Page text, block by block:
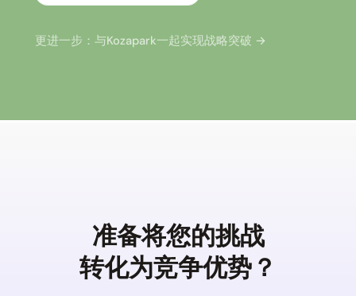
更进一步：与Kozapark一起实现战略突破 →
准备将您的挑战
转化为竞争优势？